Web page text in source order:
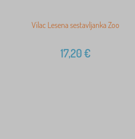
Vilac Lesena sestavljanka Zoo
17,20€